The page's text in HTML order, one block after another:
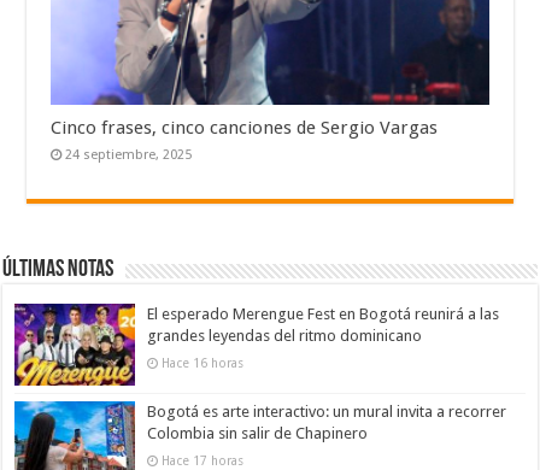
Cinco frases, cinco canciones de Sergio Vargas
24 septiembre, 2025
Últimas notas
El esperado Merengue Fest en Bogotá reunirá a las
grandes leyendas del ritmo dominicano
Hace 16 horas
Bogotá es arte interactivo: un mural invita a recorrer
Colombia sin salir de Chapinero
Hace 17 horas